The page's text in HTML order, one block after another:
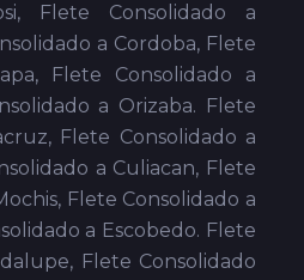
Flete Consolidado a
a Cordoba, Flete
Flete Consolidado a
a Orizaba. Flete
Flete Consolidado a
a Culiacan, Flete
Flete Consolidado a
a Escobedo. Flete
Flete Consolidado